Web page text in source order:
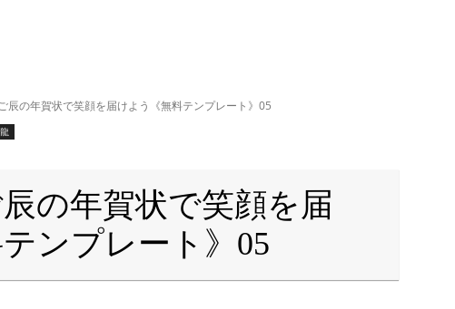
辰の年賀状で笑顔を届けよう《無料テンプレート》05
龍
の年賀状で笑顔を届
ンプレート》05